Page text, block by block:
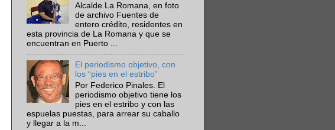
Alcalde La Romana, en foto
de archivo Fuentes de
entero crédito, residentes en
esta provincia de La Romana y que se
encuentran en Puerto ...
El periodismo objetivo, con
los “pies en el estribo”
Por Federico Pinales. El
periodismo objetivo tiene los
pies en el estribo y con las
espuelas puestas, para arrear su caballo
y llegar a la m...